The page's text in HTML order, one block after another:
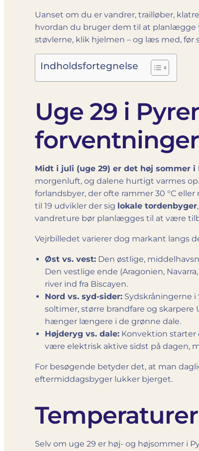
Uanset om du er vandrer, trail­løber,
hvordan du bruger dem til at planlægge
støvlerne, klik hjelmen – og læs med, før
Indholdsfortegnelse
Uge 29 i
forventninger
Midt i juli (uge 29) er det høj sommer
morgenluft, og dalene hurtigt varmes
forlandsbyer, der ofte rammer 30 °C
til 19 udvikler der sig lokale tordenbyger
vandreture bør planlægges til at være
Vejrbilledet varierer dog markant langs
Øst vs. vest: Den østlige,
Den vestlige ende (Aragonien,
river ind fra Biscayen.
Nord vs. syd-sider: Sydskråningerne i
soltimer, større brandfare og
hænger længere i de grønne dale.
Højderyg vs. dale: Konvektion starter
være elektrisk aktive sidst på dagen,
For besøgende betyder det, at man
eftermiddagsbyger lukker bjerget.
Selv om uge 29 er høj- og højsommer i